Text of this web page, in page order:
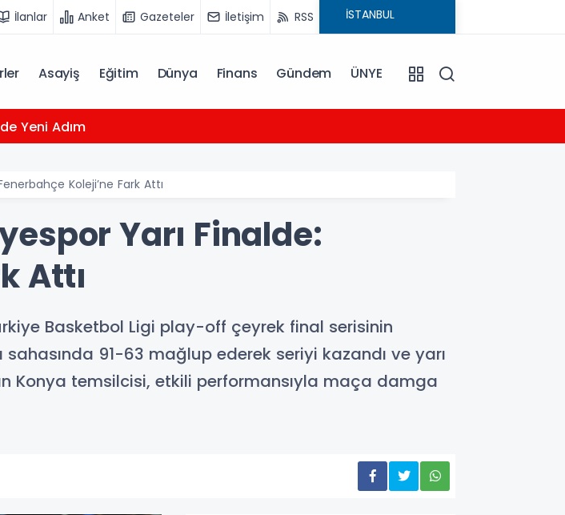
İlanlar Anket Gazeteler İletişim RSS
Asayiş Eğitim Dünya Finans Gündem ÜNYE
Yeni Adım
Koleji’ne Fark Attı
Yarı Finalde:
Attı
Basketbol Ligi play-off çeyrek final serisinin
sahasında 91-63 mağlup ederek seriyi kazandı ve yarı
Konya temsilcisi, etkili performansıyla maça damga